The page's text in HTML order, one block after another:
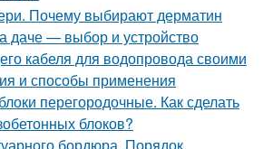
Почему выбирают дерматин
даче — выбор и устройство
кабеля для водопровода своими
и способы применения
перегородочные. Как сделать
блоков?
бордюра. Порядок